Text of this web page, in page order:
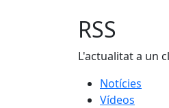
RSS
L'actualitat a un
Notícies
Vídeos